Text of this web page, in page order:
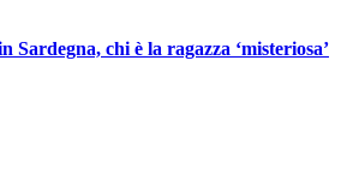
Sardegna, chi è la ragazza ‘misteriosa’